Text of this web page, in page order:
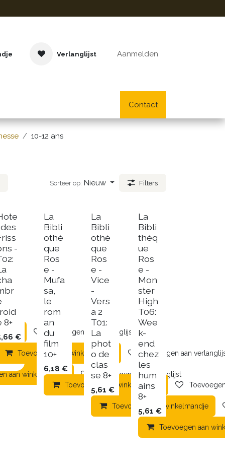
Verlanglijst Aanmelden
Lifestyle
Contact
10-12 ans
Sorteer op: Nieuw Filters
Toevoegen aan verlanglijst
aan winkelmandje Toevoegen aan verlanglijst
-
8+
€
Toevoegen aan winkelmandje Toevoegen aan
La
Bibli
othè
que
Ros
e -
Mufa
sa,
le
rom
an
du
film
10+
6,18 €
Toevoegen aan winkelmandje
La
Bibli
othè
que
Ros
e -
Vice
-
Vers
a 2
T01:
La
phot
o de
clas
se 8+
5,61 €
Toevoegen aan winkelmandje
La
Bibli
thèq
ue
Ros
e -
Mon
ster
High
T06:
Wee
k-
end
chez
les
hum
ains
8+
5,61 €
Toevoegen aan